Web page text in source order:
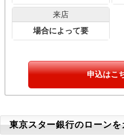
来店
場合によって要
申込はこ
東京スター銀行のローン